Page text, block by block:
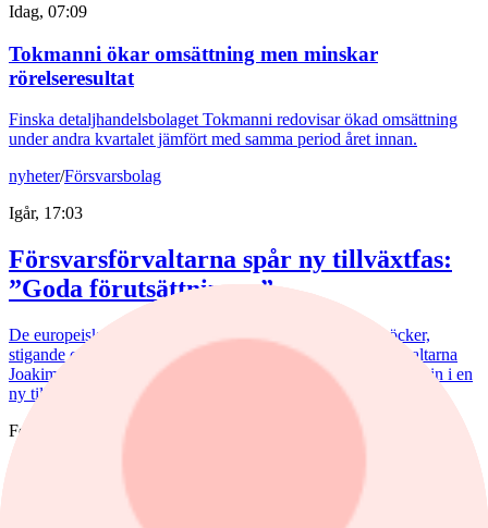
Idag, 07:09
Tokmanni ökar omsättning men minskar
rörelseresultat
Finska detaljhandelsbolaget Tokmanni redovisar ökad omsättning
under andra kvartalet jämfört med samma period året innan.
nyheter/Försvarsbolag
Igår, 17:03
Försvarsförvaltarna spår ny tillväxtfas:
”Goda förutsättningar”
De europeiska försvarsbolagen visar rekordstora orderböcker,
stigande omsättning och förbättrade marginaler. Enligt förvaltarna
Joakim Agerback och Shayan Heidari går nu försvarssektorn in i en
ny tillväxtfas.
Fonder